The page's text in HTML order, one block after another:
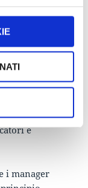
invece
e spazi di
di
risolvere i
si crea
ma è
e
i manager